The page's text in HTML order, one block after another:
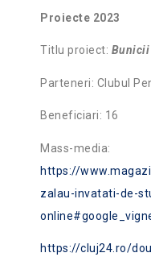
Proiecte 2023
Titlu proiect: Bunicii
Parteneri: Clubul
Beneficiari: 16
Mass-media:
https://
zalau-invatati-de-
https://cluj24.ro/